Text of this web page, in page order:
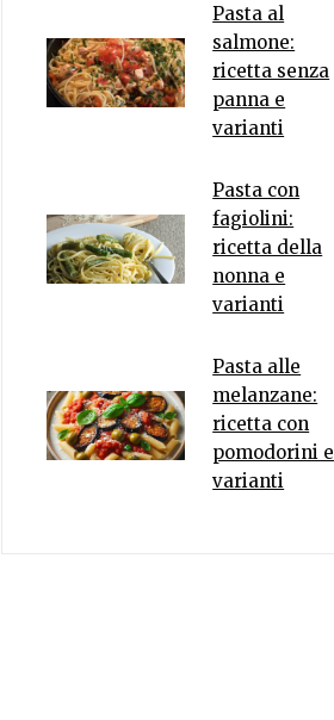
Pasta al
salmone:
ricetta senza
panna e
varianti
Pasta con
fagiolini:
ricetta della
nonna e
varianti
Pasta alle
melanzane:
ricetta con
pomodorini e
varianti